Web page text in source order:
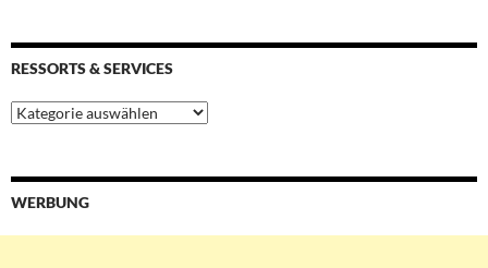
RESSORTS & SERVICES
Ressorts
&
WERBUNG